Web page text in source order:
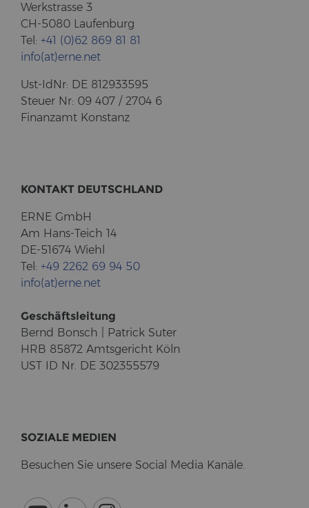
Werk­stras­se 3
CH-5080 Lau­fen­burg
Tel: +41 (0)62 869 81 81
info(at)erne.net
Ust-​IdNr: DE 812933595
Steu­er Nr: 09 407 / 2704 6
Fi­nanz­amt Kon­stanz
KON­TAKT DEUTSCH­LAND
ERNE GmbH
Am Hans-​Teich 14
DE-51674 Wiehl
Tel: +49 2262 69 94 50
info(at)erne.net
Ge­schäfts­lei­tung
Bernd Bonsch | Pa­trick Suter
HRB 85872 Amts­ge­richt Köln
UST ID Nr. DE 302355579
SO­ZIA­LE ME­DI­EN
Be­su­chen Sie un­se­re So­cial Media Ka­nä­le.